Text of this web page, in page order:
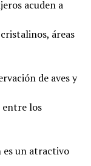
acuden a
áreas
de aves y
entre los
es un atractivo